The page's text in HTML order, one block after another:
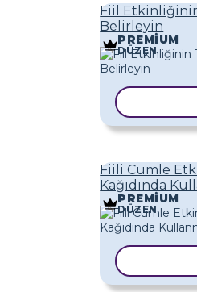
Fiil
Belirleyin
PREMIUM
DÜZEN
Fiili Cümle
Kağıdında
PREMIUM
DÜZEN